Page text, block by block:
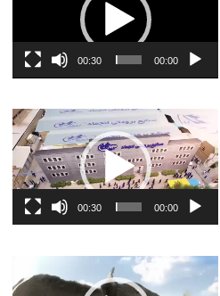
00:00
00:30
نمایشگر
ویدیو
00:00
00:30
نمایشگر
ویدیو